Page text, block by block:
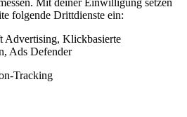
Mit deiner Einwilligung setzen
folgende Drittdienste ein:
Advertising, Klickbasierte
Ads Defender
Tracking